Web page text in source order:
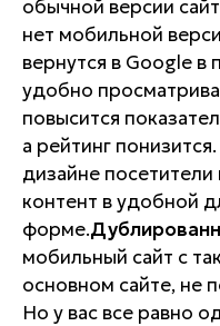
обычной версии
нет мобильной
вернутся в Google в
удобно
повысится
а рейтинг
дизайне
контент в удобной
форме.
мобильный сайт с
основном сайте, не
Но у вас все равно